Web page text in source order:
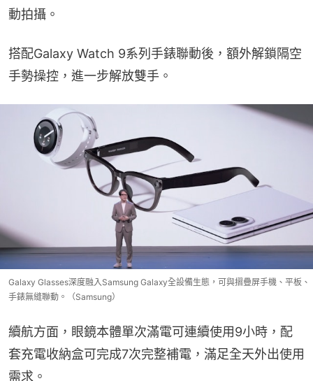
動拍攝。
搭配Galaxy Watch 9系列手錶聯動後，額外解鎖隔空
手勢操控，進一步解放雙手。
Galaxy Glasses深度融入Samsung Galaxy全設備生態，可與摺疊屏手機、平板、
手錶無縫聯動。（Samsung）
續航方面，眼鏡本體單次滿電可連續使用9小時，配
套充電收納盒可完成7次完整補電，滿足全天外出使用
需求。